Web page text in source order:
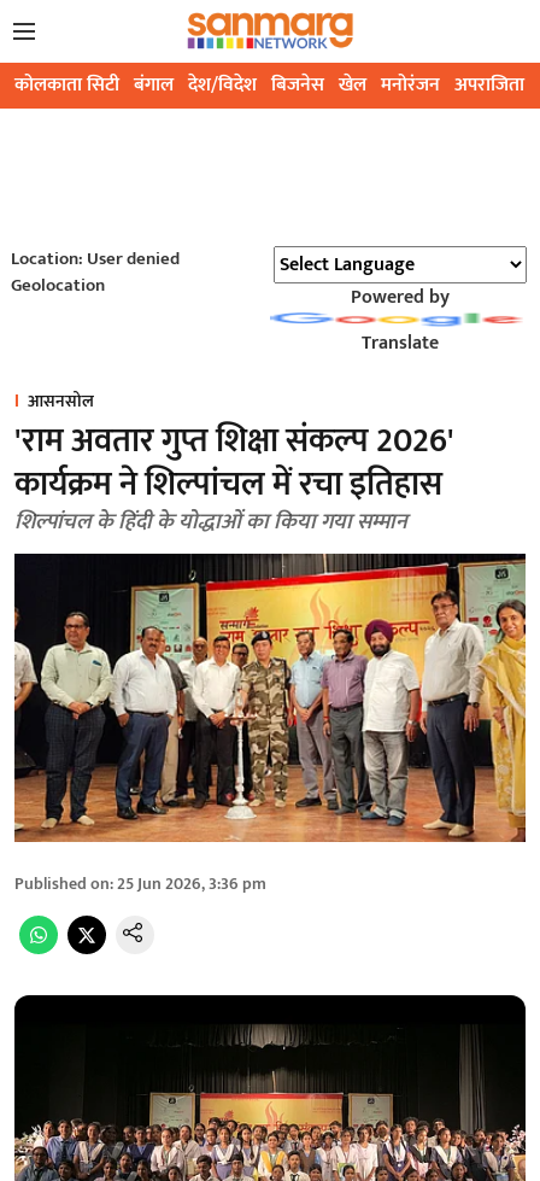
कोलकाता सिटी बंगाल देश/विदेश बिजनेस खेल मनोरंजन अपराजिता
Location: User denied
Geolocation
Powered by
Translate
आसनसोल
'राम अवतार गुप्त शिक्षा संकल्प 2026'
कार्यक्रम ने शिल्पांचल में रचा इतिहास
शिल्पांचल के हिंदी के योद्धाओं का किया गया सम्मान
Published on:25 Jun 2026, 3:36 pm